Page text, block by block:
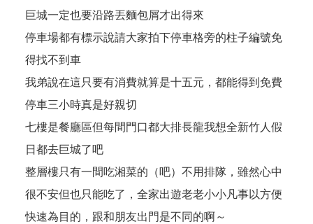
巨城一定也要沿路丟麵包屑才出得來
停車場都有標示說請大家拍下停車格旁的柱子編號免
得找不到車
我弟說在這只要有消費就算是十五元，都能得到免費
停車三小時真是好親切
七樓是餐廳區但每間門口都大排長龍我想全新竹人假
日都去巨城了吧
整層樓只有一間吃湘菜的（吧）不用排隊，雖然心中
很不安但也只能吃了，全家出遊老老小小凡事以方便
快速為目的，跟和朋友出門是不同的啊～